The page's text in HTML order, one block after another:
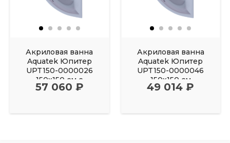
Акриловая ванна
Aquatek Юпитер
UPT150-0000026
150х150 см с
фронтальным
57 060 ₽
Акриловая ванна
Aquatek Юпитер
UPT150-0000046
150х150 см
49 014 ₽